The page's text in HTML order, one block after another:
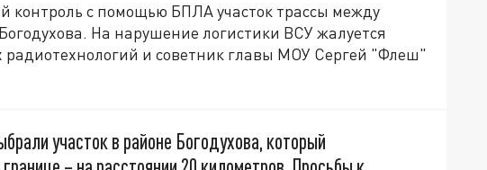
контроль с помощью БПЛА участок трассы между
На нарушение логистики ВСУ жалуется
радиотехнологий и советник главы МОУ Сергей "Флеш"
участок в районе Богодухова, который